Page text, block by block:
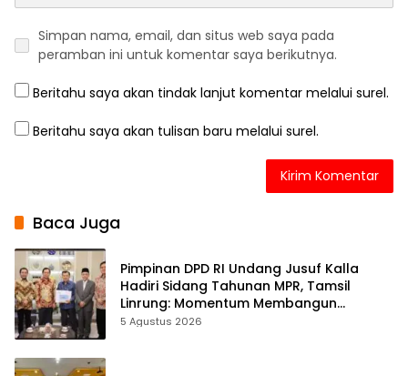
Simpan nama, email, dan situs web saya pada
peramban ini untuk komentar saya berikutnya.
Beritahu saya akan tindak lanjut komentar melalui surel.
Beritahu saya akan tulisan baru melalui surel.
Baca Juga
Pimpinan DPD RI Undang Jusuf Kalla
Hadiri Sidang Tahunan MPR, Tamsil
Linrung: Momentum Membangun
Solidaritas Kepemimpinan Bangsa
5 Agustus 2026